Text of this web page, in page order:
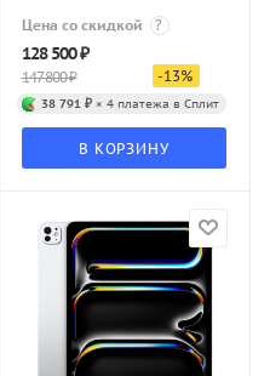
Цена со скидкой ?
128 500₽
147 800₽ -13%
38 791 ₽× 4 платежа в Сплит
В КОРЗИНУ